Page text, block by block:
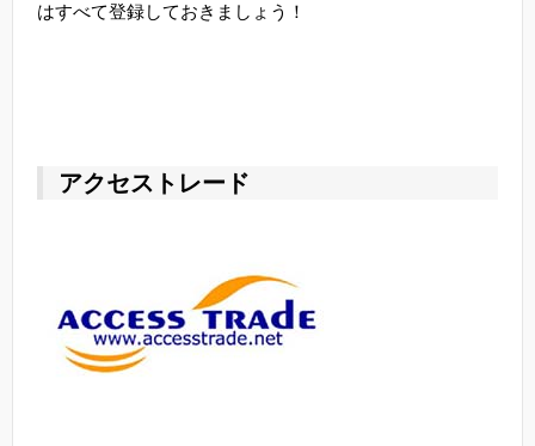
はすべて登録しておきましょう！
アクセストレード